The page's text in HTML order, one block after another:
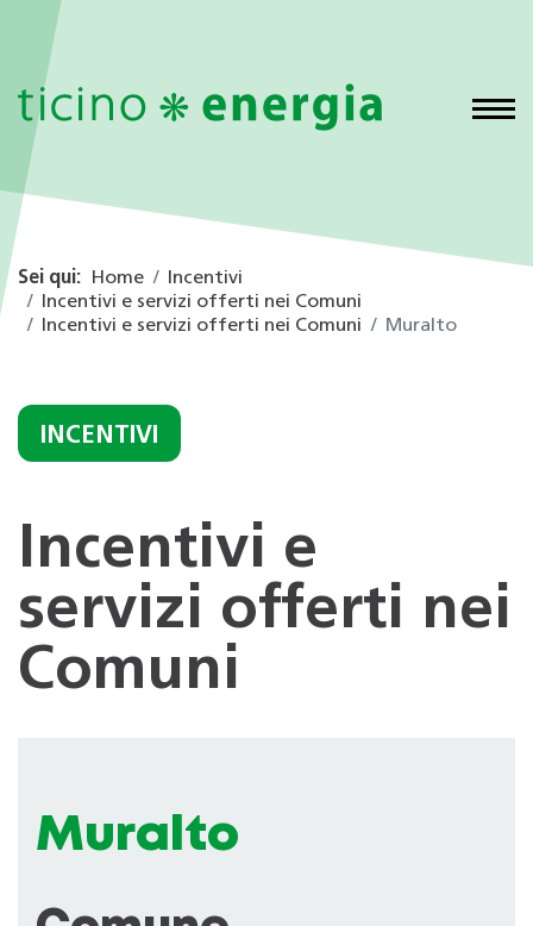
Sei qui: Home
Incentivi
Incentivi e servizi offerti nei Comuni
Incentivi e servizi offerti nei Comuni
Muralto
INCENTIVI
Incentivi e
servizi offerti nei
Comuni
Muralto